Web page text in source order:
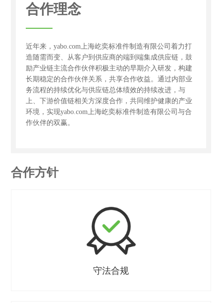
合作理念
近年来，yabo.com上海屹奕标准件制造有限公司着力打
造随需而变、从客户到供应商的端到端集成供应链，鼓
励产业链主流合作伙伴积极主动的早期介入研发，构建
长期稳定的合作伙伴关系，共享合作收益。通过内部业
务流程的持续优化与供应链总体绩效的持续改进，与
上、下游价值链相关方深度合作，共同维护健康的产业
环境，实现yabo.com上海屹奕标准件制造有限公司与合
作伙伴的双赢。
合作方针
守法合规